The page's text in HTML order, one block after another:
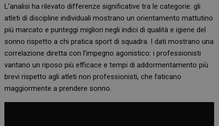
L’analisi ha rilevato differenze significative tra le categorie: gli
atleti di discipline individuali mostrano un orientamento mattutino
più marcato e punteggi migliori negli indici di qualità e igiene del
sonno rispetto a chi pratica sport di squadra. I dati mostrano una
correlazione diretta con l’impegno agonistico: i professionisti
vantano un riposo più efficace e tempi di addormentamento più
brevi rispetto agli atleti non professionisti, che faticano
maggiormente a prendere sonno.